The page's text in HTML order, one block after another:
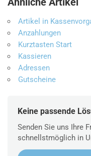
Artikel in
Anzahlungen
Kurztasten Start
Kassieren
Adressen
Gutscheine
Keine passende
Senden Sie uns Ihre
schnellstmöglich in